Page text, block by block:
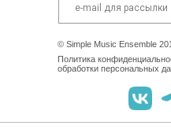
© Simple Music Ensemble
Политика
обработки персональных